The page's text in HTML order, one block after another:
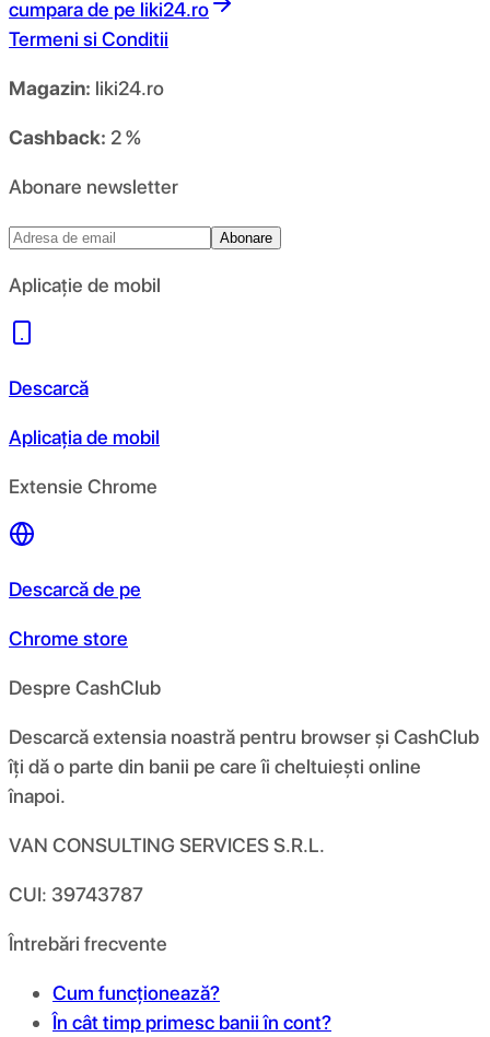
cumpara de pe liki24.ro
Termeni si Conditii
Magazin: liki24.ro
Cashback: 2 %
Abonare newsletter
Abonare
Aplicație de mobil
Descarcă
Aplicația de mobil
Extensie Chrome
Descarcă de pe
Chrome store
Despre CashClub
Descarcă extensia noastră pentru browser și CashClub
îți dă o parte din banii pe care îi cheltuiești online
înapoi.
VAN CONSULTING SERVICES S.R.L.
CUI: 39743787
Întrebări frecvente
Cum funcționează?
În cât timp primesc banii în cont?